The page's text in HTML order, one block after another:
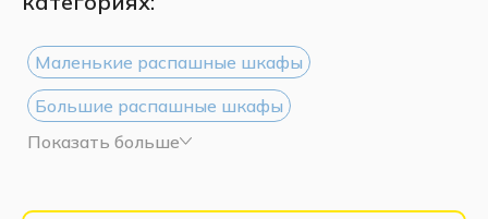
Маленькие распашные шкафы
Большие распашные шкафы
Шкафы с зеркалом
Показать больше